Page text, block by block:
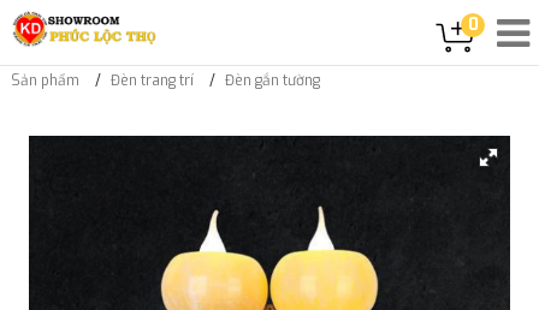
0
Sản phẩm Đèn trang trí Đèn gắn tường